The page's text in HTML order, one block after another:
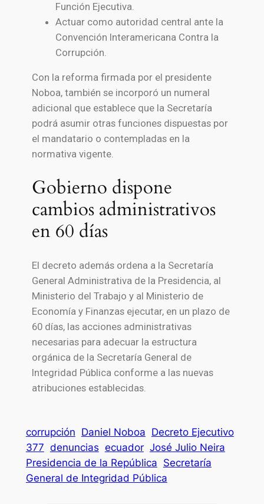
Función Ejecutiva.
Actuar como autoridad central ante la
Convención Interamericana Contra la
Corrupción.
Con la reforma firmada por el presidente
Noboa, también se incorporó un numeral
adicional que establece que la Secretaría
podrá asumir otras funciones dispuestas por
el mandatario o contempladas en la
normativa vigente.
Gobierno dispone
cambios administrativos
en 60 días
El decreto además ordena a la Secretaría
General Administrativa de la Presidencia, al
Ministerio del Trabajo y al Ministerio de
Economía y Finanzasejecutar, en un plazo de
60 días, las acciones administrativas
necesarias para adecuar la estructura
orgánica de la Secretaría General de
Integridad Pública conforme a las nuevas
atribuciones establecidas.
corrupción Daniel Noboa Decreto Ejecutivo
377 denuncias ecuador José Julio Neira
Presidencia de la República Secretaría
General de Integridad Pública